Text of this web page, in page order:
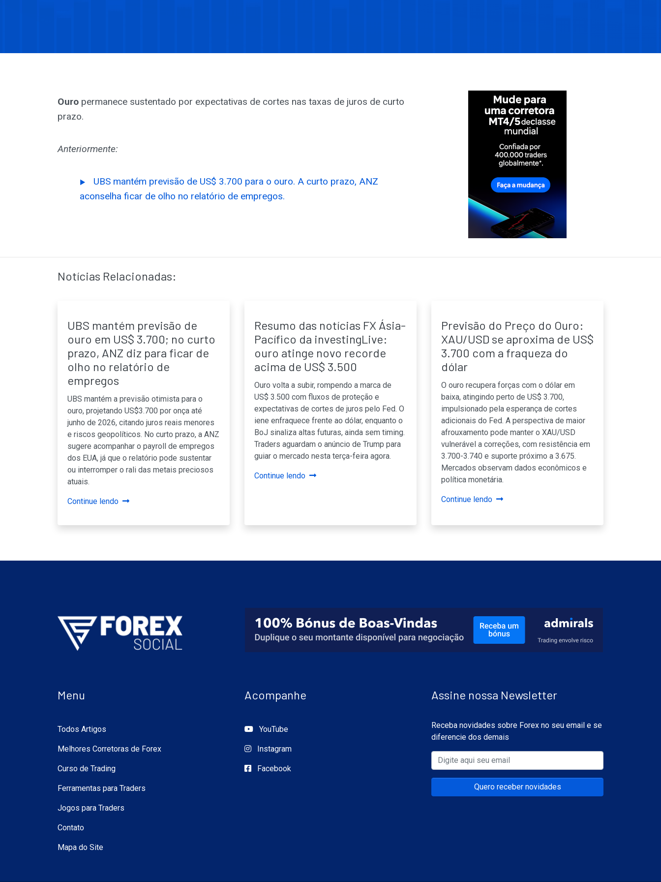
Ouro permanece sustentado por expectativas de cortes nas taxas de juros de curto
prazo.
Anteriormente:
UBS mantém previsão de US$ 3.700 para o ouro. A curto prazo, ANZ
aconselha ficar de olho no relatório de empregos.
Notícias Relacionadas:
UBS mantém previsão de
ouro em US$ 3.700; no curto
prazo, ANZ diz para ficar de
olho no relatório de
empregos
UBS mantém a previsão otimista para o
ouro, projetando US$3.700 por onça até
junho de 2026, citando juros reais menores
e riscos geopolíticos. No curto prazo, a ANZ
sugere acompanhar o payroll de empregos
dos EUA, já que o relatório pode sustentar
ou interromper o rali das metais preciosos
atuais.
Continue lendo
Resumo das notícias FX Ásia-
Pacífico da investingLive:
ouro atinge novo recorde
acima de US$ 3.500
Ouro volta a subir, rompendo a marca de
US$ 3.500 com fluxos de proteção e
expectativas de cortes de juros pelo Fed. O
iene enfraquece frente ao dólar, enquanto o
BoJ sinaliza altas futuras, ainda sem timing.
Traders aguardam o anúncio de Trump para
guiar o mercado nesta terça-feira agora.
Continue lendo
Previsão do Preço do Ouro:
XAU/USD se aproxima de US$
3.700 com a fraqueza do
dólar
O ouro recupera forças com o dólar em
baixa, atingindo perto de US$ 3.700,
impulsionado pela esperança de cortes
adicionais do Fed. A perspectiva de maior
afrouxamento pode manter o XAU/USD
vulnerável a correções, com resistência em
3.700-3.740 e suporte próximo a 3.675.
Mercados observam dados econômicos e
política monetária.
Continue lendo
Menu
Todos Artigos
Melhores Corretoras de Forex
Curso de Trading
Ferramentas para Traders
Jogos para Traders
Contato
Mapa do Site
Acompanhe
YouTube
Instagram
Facebook
Assine nossa Newsletter
Receba novidades sobre Forex no seu email e se
diferencie dos demais
Quero receber novidades